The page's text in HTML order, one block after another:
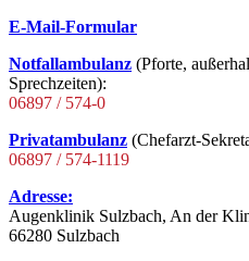
E-Mail-Formular
Notfallambulanz (Pforte,
Sprechzeiten):
06897 / 574-0
Privatambulanz (Chefarzt-
06897 / 574-1119
Adresse:
Augenklinik Sulzbach, An der
66280 Sulzbach